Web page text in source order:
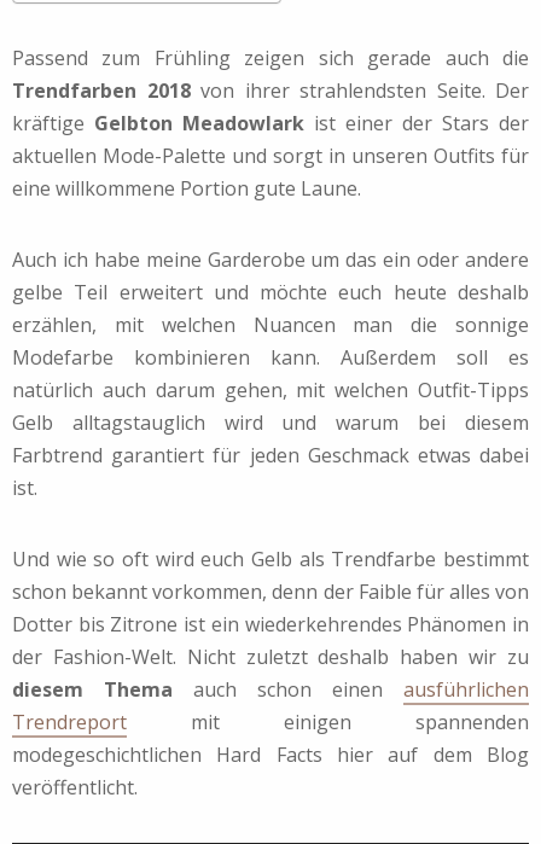
Passend zum Frühling zeigen sich gerade auch die
Trendfarben 2018von ihrer strahlendsten Seite. Der
kräftige Gelbton Meadowlark ist einer der Stars der
aktuellen Mode-Palette und sorgt in unseren Outfits für
eine willkommene Portion gute Laune.
Auch ich habe meine Garderobe um das ein oder andere
gelbe Teil erweitert und möchte euch heute deshalb
erzählen, mit welchen Nuancen man die sonnige
Modefarbe kombinieren kann. Außerdem soll es
natürlich auch darum gehen, mit welchen Outfit-Tipps
Gelb alltagstauglich wird und warum bei diesem
Farbtrend garantiert für jeden Geschmack etwas dabei
ist.
Und wie so oft wird euch Gelb als Trendfarbe bestimmt
schon bekannt vorkommen, denn der Faible für alles von
Dotter bis Zitrone ist ein wiederkehrendes Phänomen in
der Fashion-Welt. Nicht zuletzt deshalb haben wir zu
diesem Thema auch schon einen ausführlichen
Trendreport mit einigen spannenden
modegeschichtlichen Hard Facts hier auf dem Blog
veröffentlicht.